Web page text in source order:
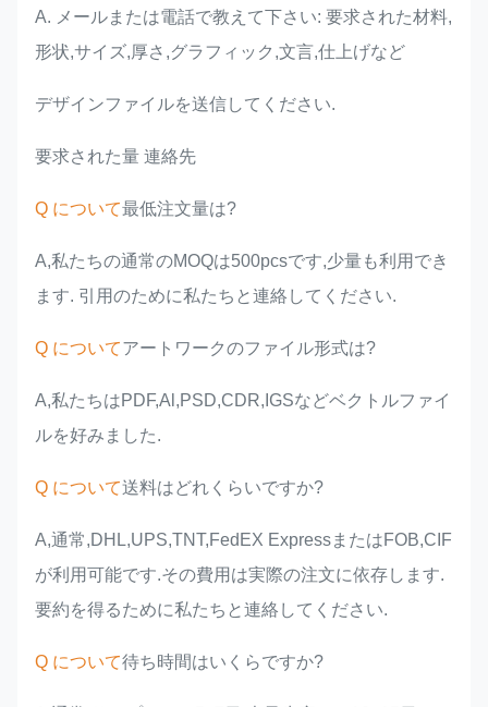
A. メールまたは電話で教えて下さい: 要求された材料,
形状,サイズ,厚さ,グラフィック,文言,仕上げなど
デザインファイルを送信してください.
要求された量 連絡先
Q について最低注文量は?
A,私たちの通常のMOQは500pcsです,少量も利用でき
ます. 引用のために私たちと連絡してください.
Q についてアートワークのファイル形式は?
A,私たちはPDF,Al,PSD,CDR,IGSなどベクトルファイ
ルを好みました.
Q について送料はどれくらいですか?
A,通常,DHL,UPS,TNT,FedEX ExpressまたはFOB,CIF
が利用可能です.その費用は実際の注文に依存します.
要約を得るために私たちと連絡してください.
Q について待ち時間はいくらですか?